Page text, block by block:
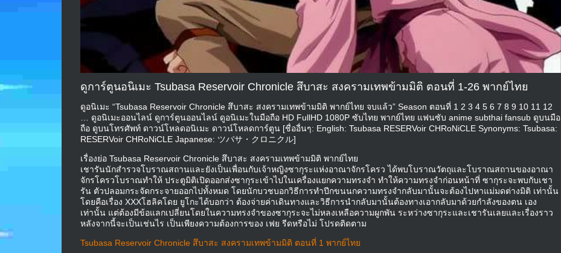
ดูการ์ตูนอนิเมะ Tsubasa Reservoir Chronicle สึบาสะ สงครามเทพข้ามมิติ ตอนที่ 1-26 พากย์ไทย
ดูอนิเมะ “Tsubasa Reservoir Chronicle สึบาสะ สงครามเทพข้ามมิติ พากย์ไทย จบแล้ว” Season ตอนที่ 1 2 3 4 5 6 7 8 9 10 11 12
… ดูอนิเมะออนไลน์ ดูการ์ตูนออนไลน์ ดูอนิเมะในมือถือ HD FullHD 1080P ซับไทย พากย์ไทย แฟนซับ anime subthai fansub ดูบนมือ
ถือ ดูบนโทรศัพท์ ดาวน์โหลดอนิเมะ ดาวน์โหลดการ์ตูน [ชื่ออื่นๆ: English: Tsubasa RESERVoir CHRoNiCLE Synonyms: Tsubasa:
RESERVoir CHRoNiCLE Japanese: ツバサ・クロニクル]
เรื่องย่อ Tsubasa Reservoir Chronicle สึบาสะ สงครามเทพข้ามมิติ พากย์ไทย
เชารันนักสำรวจโบราณสถานและยังเป็นเพื่อนกับเจ้าหญิงซากุระแห่งอาณาจักรโครว ได้พบโบราณวัตถุและโบราณสถานของอาณา
จักรโครวโบราณทำให้ ประตูมิติเปิดออกส่งซากุระเข้าไปในเครื่องแยกความทรงจำ ทำให้ความทรงจำก่อนหน้าที่ ซากุระจะพบกับเชา
รัน ตัวปลอมกระจัดกระจายออกไปทั้งหมด โดยนักบวชบอกวิธีการทำปีกขนนกความทรงจำกลับมานั้นจะต้องไปหาแม่มดต่างมิติ เท่านั้น
โดยคือเรื่อง XXXโฮลิคโดย ยูโกะได้บอกว่า ต้องจ่ายค่าเดินทางและวิธีการนำกลับมานั้นต้องทางเอากลับมาด้วยกำลังของตน เอง
เท่านั้น แต่ต้องมีข้อแลกเปลี่ยนโดยในความทรงจำของซากุระจะไม่หลงเหลือความผูกพัน ระหว่างซากุระและเชารันเลยและเรื่องราว
หลังจากนี้จะเป็นเช่นไร เป็นเพียงความต้องการของ เฟย รีดหรือไม่ โปรดติดตาม
Tsubasa Reservoir Chronicle สึบาสะ สงครามเทพข้ามมิติ ตอนที่ 1 พากย์ไทย